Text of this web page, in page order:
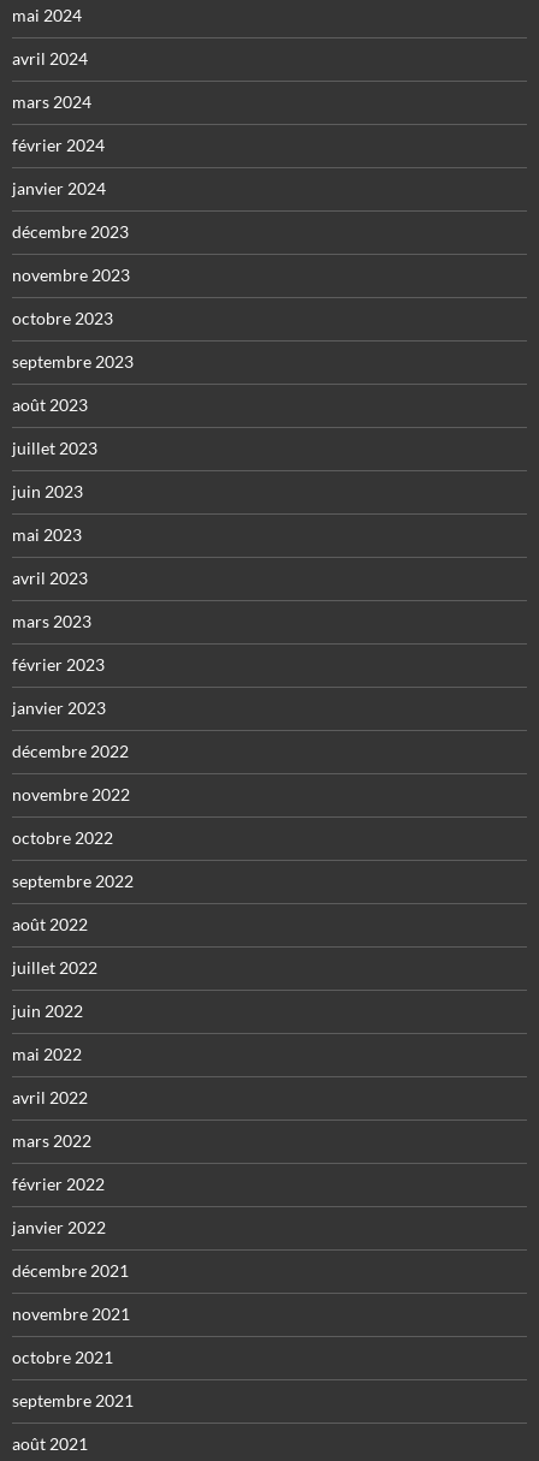
mai 2024
avril 2024
mars 2024
février 2024
janvier 2024
décembre 2023
novembre 2023
octobre 2023
septembre 2023
août 2023
juillet 2023
juin 2023
mai 2023
avril 2023
mars 2023
février 2023
janvier 2023
décembre 2022
novembre 2022
octobre 2022
septembre 2022
août 2022
juillet 2022
juin 2022
mai 2022
avril 2022
mars 2022
février 2022
janvier 2022
décembre 2021
novembre 2021
octobre 2021
septembre 2021
août 2021